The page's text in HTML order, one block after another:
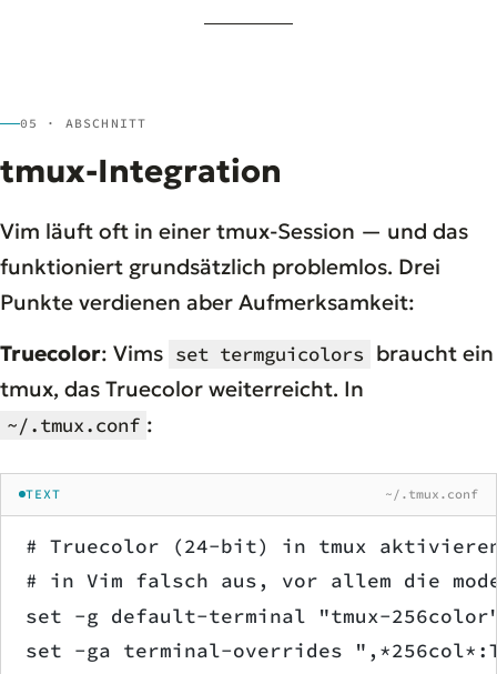
05 · ABSCHNITT
tmux-Integration
Vim läuft oft in einer tmux-Session — und das
funktioniert grundsätzlich problemlos. Drei
Punkte verdienen aber Aufmerksamkeit:
Truecolor: Vims set termguicolors braucht ein
tmux, das Truecolor weiterreicht. In
~/.tmux.conf :
TEXT ~/.tmux.conf
# Truecolor (24-bit) in tmux aktivieren
# in Vim falsch aus, vor allem die
set -g default-terminal "tmux-
set -ga terminal-overrides